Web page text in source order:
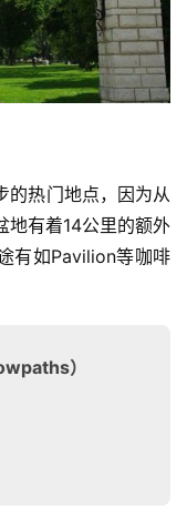
的热门地点，因为从
地有着14公里的额外
有如Pavilion等咖啡
）